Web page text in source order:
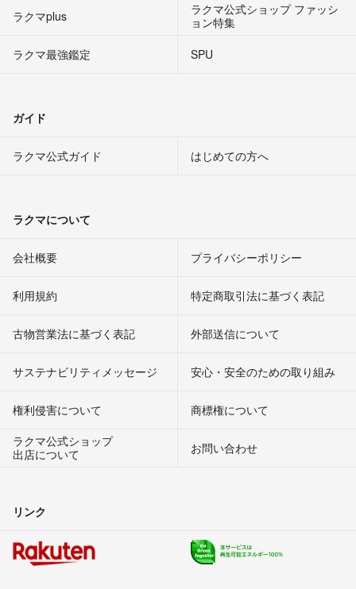
ラクマplus
ラクマ公式ショップ ファッシ
ョン特集
ラクマ最強鑑定
SPU
ガイド
ラクマ公式ガイド はじめての方へ
ラクマについて
会社概要 プライバシーポリシー
利用規約 特定商取引法に基づく表記
古物営業法に基づく表記 外部送信について
サステナビリティメッセージ 安心・安全のための取り組み
権利侵害について
商標権について
ラクマ公式ショップ
出店について
お問い合わせ
リンク